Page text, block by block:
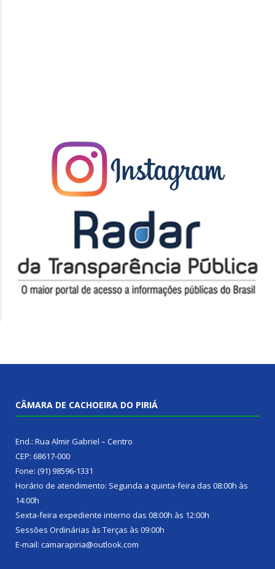
CÂMARA DE CACHOEIRA DO PIRIÁ
End.: Rua Almir Gabriel – Centro
CEP: 68617-000
Fone: (91) 98596-1331
Horário de atendimento: Segunda a quinta-feira das 08:00h às
14:00h
Sexta-feira expediente interno das 08:00h às 12:00h
Sessões Ordinárias às Terças às 09:00h
E-mail: camarapiria@outlook.com